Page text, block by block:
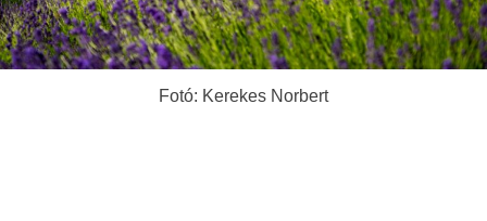
Fotó: Kerekes Norbert